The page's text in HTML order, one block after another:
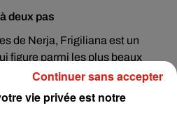
deux pas
de Nerja, Frigiliana est un
figure parmi les plus beaux
Ses ruelles pavées, ses
et ses balcons fleuris offrent un
on y déjeune, on s'y perd avec
vie privée est notre
Continuer sans accepter